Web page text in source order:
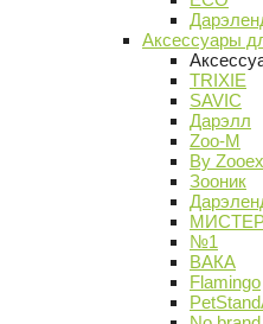
Аксессуары
TRIXIE
SAVIC
Дарэлл
Zoo-M
By
Зооник
№1
ВАКА
Flamingo